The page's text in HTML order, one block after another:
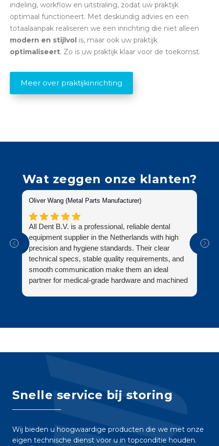
indeling, workflow en uitstraling, zodat uw praktijk
optimaal functioneert. Met deskundig advies en een
totaalaanpak realiseren we een inrichting die niet alleen
modern en stijlvol is, maar ook uw praktijk
optimaliseert. Zo is uw praktijk klaar voor de toekomst.
Meer over praktijkinrichting
Wat zeggen onze klanten?
Oliver Wang (Metal Parts Manufacturer)
All Dent B.V. is a professional, reliable dental
equipment supplier in the Netherlands with high
precision and hygiene standards. Their clear
technical specs, stable quality requirements, and
smooth communication make them an ideal
partner for medical-grade hardware and machined
Snelle service bij storing
Wij bieden u hoogwaardige producten die we met onze
eigen technische dienst voor u in topconditie houden.